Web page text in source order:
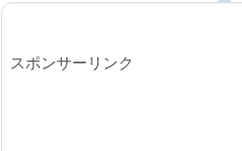
スポンサーリンク